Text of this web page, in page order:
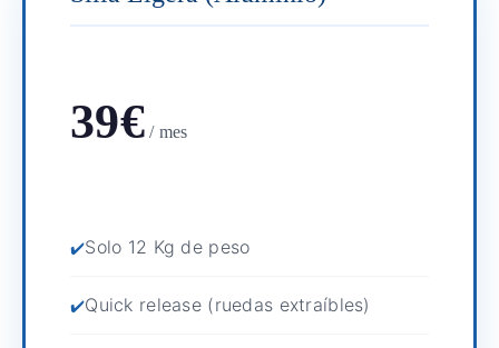
39€/ mes
Solo 12 Kg de peso
Quick release (ruedas extraíbles)